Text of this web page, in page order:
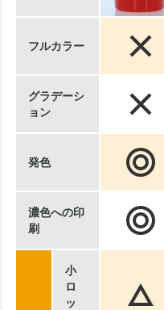
フルカラー
グラデーシ
ョン
発色
濃色への印
刷
小
ロ
ッ